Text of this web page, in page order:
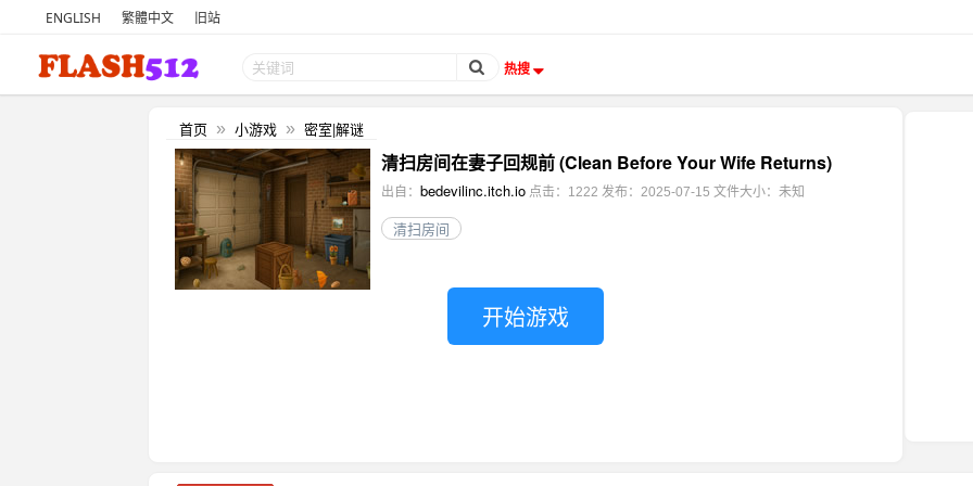
ENGLISH 繁體中文 旧站
热搜
首页 » 小游戏 » 密室|解谜
清扫房间在妻子回规前 (Clean Before Your Wife Returns)
出自： bedevilinc.itch.io 点击：1222 发布：2025-07-15 文件大小：未知
清扫房间
开始游戏